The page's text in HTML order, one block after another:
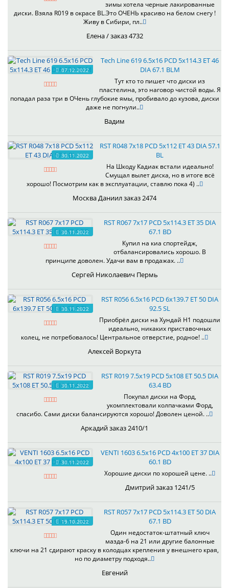
зимы хотела черные лакированные
диски. Взяла R019 в окрасе BL.Это ОЧЕНЬ красиво на белом снегу !
Живу в Сибири, пл..
Елена / заказ 4732
07.12.2022
Tech Line 619 6.5x16 PCD 5x114.3 ET 46
DIA 67.1 BLM
Тут кто то пишет что диски из
пластелина, это наговор чистой воды. Я
попадал раза три в ОЧень глубокие ямы, пробивало до кузова, диски
даже не погнули..
Вадим
30.11.2022
RST R048 7x18 PCD 5x112 ET 43 DIA 57.1
BL
На Шкоду Кадиак встали идеально!
Смущал вылет диска, но в итоге всё
хорошо! Посмотрим как в эксплуатации, ставлю пока 4) ..
Москва Даниил заказ 2474
30.11.2022
RST R067 7x17 PCD 5x114.3 ET 35 DIA
67.1 BD
Купил на киа спортейдж,
отбалансировались хорошо. В
принципе доволен. Удачи вам в продажах. ..
Сергей Николаевич Пермь
30.11.2022
RST R056 6.5x16 PCD 6x139.7 ET 50 DIA
92.5 SL
Приобрёл диски на Хундай H1 подошли
идеально, никаких приставочных
колец, не потребовалось! Центральное отверстие, родное! ..
Алексей Воркута
30.11.2022
RST R019 7.5x19 PCD 5x108 ET 50.5 DIA
63.4 BD
Покупал диски на Форд,
укомплектовали колпачками Форд,
спасибо. Сами диски балансируются хорошо! Доволен ценой. ..
Аркадий заказ 2410/1
30.11.2022
VENTI 1603 6.5x16 PCD 4x100 ET 37 DIA
60.1 BD
Хорошие диски по хорошей цене. ..
Дмитрий заказ 1241/5
19.10.2022
RST R057 7x17 PCD 5x114.3 ET 50 DIA
67.1 BD
Один недостаток-штатный ключ
мазда-6 на 21 или другие балонные
ключи на 21 сдирают краску в колодцах крепления у внешнего края,
но по диаметру подходя..
Евгений